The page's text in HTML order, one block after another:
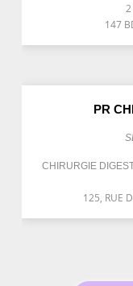
2
147
PR
CHIRURGIE
125, RUE